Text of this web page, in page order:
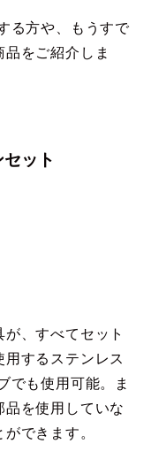
る方や、もうすで
をご紹介しま
ット
、すべてセット
するステンレス
でも使用可能。ま
を使用していな
できます。